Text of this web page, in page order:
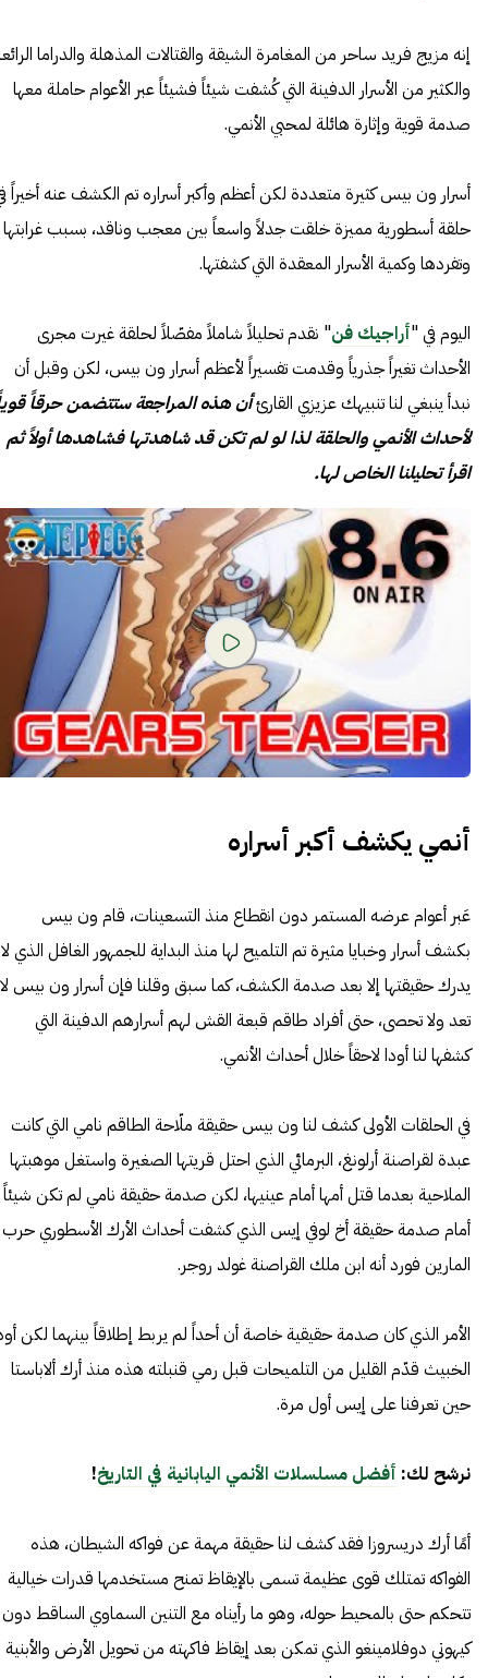
إنه مزيج فريد ساحر من المغامرة الشيقة والقتالات المذهلة والدراما
والكثير من الأسرار الدفينة التي كُشفت شيئاً فشيئاً عبر الأعوام حاملة معها
صدمة قوية وإثارة هائلة لمحبي الأنمي.
أسرار ون بيس كثيرة متعددة لكن أعظم وأكبر أسراره تم الكشف عنه أخيراً
حلقة أسطورية مميزة خلقت جدلاً واسعاً بين معجب وناقد، بسبب غرابتها
وتفردها وكمية الأسرار المعقدة التي كشفتها.
اليوم في "أراجيك فن" نقدم تحليلاً شاملاً مفصّلاً لحلقة غيرت مجرى
الأحداث تغيراً جذرياً وقدمت تفسيراً لأعظم أسرار ون بيس، لكن وقبل أن
نبدأ ينبغي لنا تنبيهك عزيزي القارئأن هذه المراجعة ستتضمن حرقاً
لأحداث الأنمي والحلقة لذا لو لم تكن قد شاهدتها فشاهدها أولاً ثم
اقرأ تحليلنا الخاص لها.
أنمي يكشف أكبر أسراره
عَبر أعوام عرضه المستمر دون انقطاع منذ التسعينات، قام ون بيس
بكشف أسرار وخبايا مثيرة تم التلميح لها منذ البداية للجمهور الغافل الذي لا
يدرك حقيقتها إلا بعد صدمة الكشف، كما سبق وقلنا فإن أسرار ون بيس لا
تعد ولا تحصى، حتى أفراد طاقم قبعة القش لهم أسرارهم الدفينة التي
كشفها لنا أودا لاحقاً خلال أحداث الأنمي.
في الحلقات الأولى كشف لنا ون بيس حقيقة ملّاحة الطاقم نامي التي كانت
عبدة لقراصنة أرلونغ، البرمائي الذي احتل قريتها الصغيرة واستغل موهبتها
الملاحية بعدما قتل أمها أمام عينيها، لكن صدمة حقيقة نامي لم تكن شيئاً
أمام صدمة حقيقة أخ لوفي إيس الذي كشفت أحداث الأرك الأسطوري حرب
المارين فورد أنه ابن ملك القراصنة غولد روجر.
الأمر الذي كان صدمة حقيقية خاصة أن أحداً لم يربط إطلاقاً بينهما لكن
الخبيث قدّم القليل من التلميحات قبل رمي قنبلته هذه منذ أرك ألاباستا
حين تعرفنا على إيس أول مرة.
نرشح لك: أفضل مسلسلات الأنمي اليابانية في التاريخ!
أمًا أرك دريسروزا فقد كشف لنا حقيقة مهمة عن فواكه الشيطان، هذه
الفواكه تمتلك قوى عظيمة تسمى بالإيقاظ تمنح مستخدمها قدرات خيالية
تتحكم حتى بالمحيط حوله، وهو ما رأيناه مع التنين السماوي الساقط دون
كيهوتي دوفلامينغو الذي تمكن بعد إيقاظ فاكهته من تحويل الأرض والأبنية